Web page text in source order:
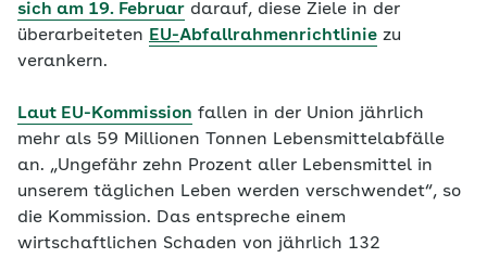
sich am 19. Februar darauf, diese Ziele in der
überarbeiteten EU-Abfallrahmenrichtlinie zu
verankern.
Laut EU-Kommission fallen in der Union jährlich
mehr als 59 Millionen Tonnen Lebensmittelabfälle
an. „Ungefähr zehn Prozent aller Lebensmittel in
unserem täglichen Leben werden verschwendet“, so
die Kommission. Das entspreche einem
wirtschaftlichen Schaden von jährlich 132